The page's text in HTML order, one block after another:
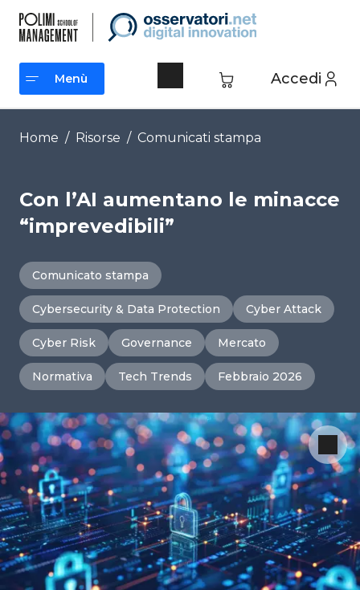
contenuto
Accedi
Menù
Menù
Home / Risorse / Comunicati stampa
Con l’AI aumentano le minacce
“imprevedibili”
Comunicato stampa
Cybersecurity & Data Protection Cyber Attack
Cyber Risk Governance Mercato
Normativa Tech Trends Febbraio 2026